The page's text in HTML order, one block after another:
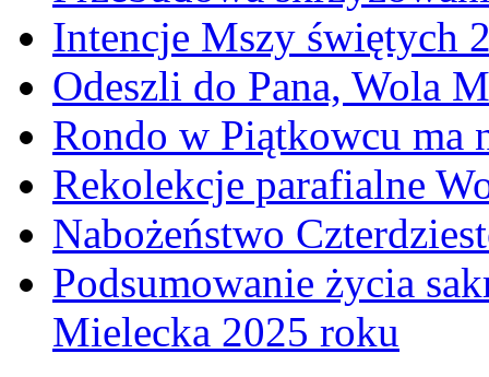
Intencje Mszy świętych
Odeszli do Pana, Wola
Rondo w Piątkowcu ma
Rekolekcje parafialne
Nabożeństwo
Podsumowanie życia
Mielecka 2025 roku